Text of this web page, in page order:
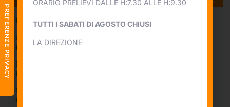
Esami Prenotazioni e Informazioni:
Dal lunedì al venerdì 7.30-18.00 e il sabato 7.30-11.00
Ritiro referti:
Dal lunedì al venerdì 11.00-18.00
Prelievi di sangue:
Dal lunedì al venerdì 7.30-9.30 e il sabato 7.30-9.00
Consegna campioni (urine e urocultura):
ORARIO PRELIEVI DALLE H:7.30 ALLE H:9.30
TUTTI I SABATI DI AGOSTO CHIUSI
LA DIREZIONE